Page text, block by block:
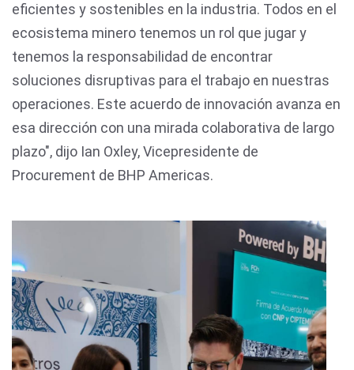
eficientes y sostenibles en la industria. Todos en el
ecosistema minero tenemos un rol que jugar y
tenemos la responsabilidad de encontrar
soluciones disruptivas para el trabajo en nuestras
operaciones. Este acuerdo de innovación avanza en
esa dirección con una mirada colaborativa de largo
plazo", dijo Ian Oxley, Vicepresidente de
Procurement de BHP Americas.